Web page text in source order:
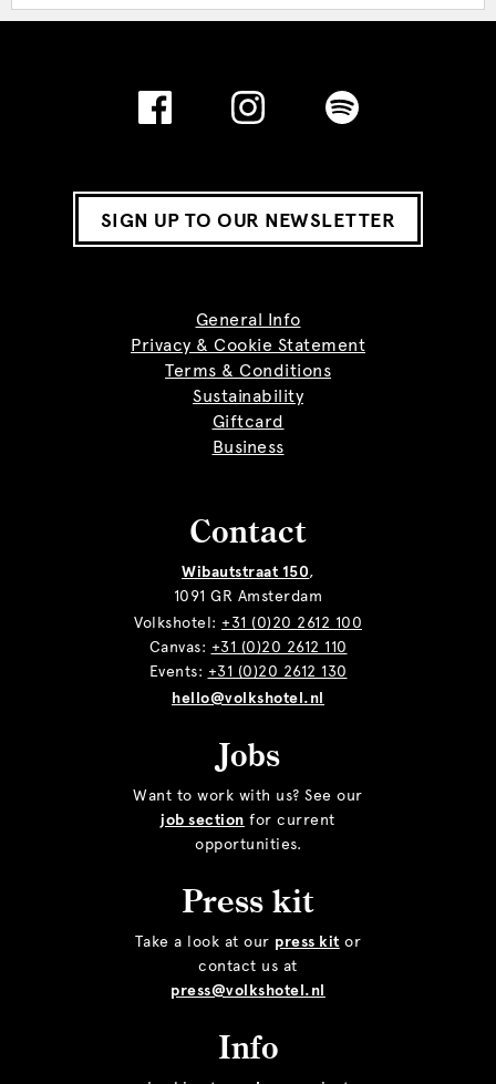
SIGN UP TO OUR NEWSLETTER
General Info
Privacy & Cookie Statement
Terms & Conditions
Sustainability
Giftcard
Business
Contact
Wibautstraat 150,
1091 GR Amsterdam
Volkshotel: +31 (0)20 2612 100
Canvas: +31 (0)20 2612 110
Events: +31 (0)20 2612 130
hello@volkshotel.nl
Jobs
Want to work with us? See our
job section for current
opportunities.
Press kit
Take a look at our press kit or
contact us at
press@volkshotel.nl
Info